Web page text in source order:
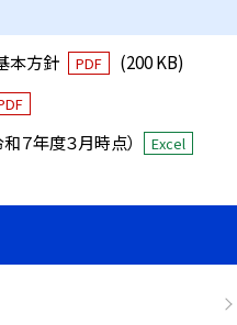
本方針 PDF
(200 KB)
７年度３月時点） Excel